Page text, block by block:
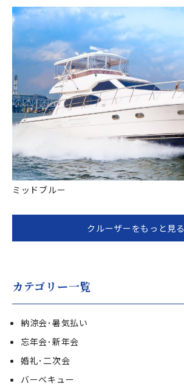
ミッドブルー
クルーザーをもっと見る
カテゴリー一覧
納涼会･暑気払い
忘年会･新年会
婚礼･二次会
バーベキュー